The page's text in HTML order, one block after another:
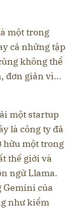
một trong
cả những tập
không thể
đơn giản vì...
một startup
là công ty đã
hữu một trong
thế giới và
ngữ Llama.
Gemini của
như kiểm